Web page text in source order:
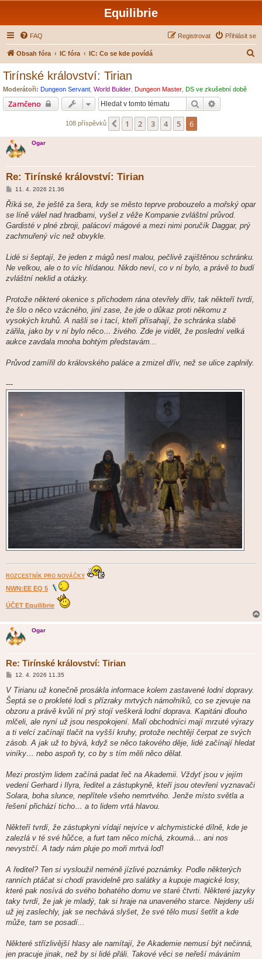
Equilibrie
FAQ Přihlásit se
Registrovat
Obsah fóra IC fóra IC: Co se kde povídá
Tirínské království: Tirian
Moderátoři: Dungeon Servant World Builder Dungeon Master DS ve zkušební době
Zamčeno Hledat
108 příspěvků Předchozí
1 2 3 4 5 6
Ogar
Re: Tirínské království: Tirian
P
í
p
ě
e
11. 4. 2026 21.36
Říká se, že ještě za šera, kdy se město teprve probouzelo a mořský opar
se líně válel nad hradbami, vyšel z věže Kompanie zvláštní průvod.
Gardisté v plné zbroji, palácoví mágové a mezi nimi poručík Daggar, prý
zachmuřený víc než obvykle.
Lidé si šeptají, že jeden z mágů nesl malou, pečlivě zajištěnou schránku.
Ne velkou, ale o to víc hlídanou. Nikdo neví, co v ní bylo, a právě to budí
zvláštní neklid a otázky.
Protože některé okenice s příchodem rána otevřely dřív, tak někteří tvrdí,
že šlo o něco vzácného, jiní zase, že jde o důkaz proti někomu z
vysokých kruhů. A našli se i tací, kteří přísahají, že schránka slabě
zářila, jako by v ní bylo něco… živého. Zde je vidět, že poslední velká
aukce zavdala mnoha bohtým představám...
Průvod zamířil do královského paláce a zmizel dřív, než se ulice zaplnily.
---
ROZCESTNÍK PRO NOVÁČKY
NWN:EE EQ 5
ÚČET Equilibrie
Ogar
Re: Tirínské království: Tirian
P
í
p
ě
e
k
12. 4. 2026 11.35
V Tirianu už konečně prosákla informace kolem zastavené lodní dopravy.
Šeptá se o prokleté lodi s přízraky mrtvých námořníků, co se zjevuje na
obzoru a právě kvůli ní prý stojí veškerá lodní doprava. Kapitáni dlouho
mlčeli, ale nyní už jsou nespokojení. Malí obchodníci mají mrzuté výrazy
a ti velcí začínají tlačit na vyšší kruhy, protože nechtějí čerpat ze svých
zásob. A jak už to bývá, když se něco takového děje, lidé začínají hledat
viníky… nebo aspoň ty, co by s tím měli něco dělat.
Mezi prostým lidem začíná padat řeč na Akademii. Vždyť jsou v jejím
vedení Gerhard i Ilyra, ředitel a zástupkyně, kteří jsou otevření vyznavači
Solara, boha slunce, nepřítele všeho nemrtvého. Jenže místo světla a
řešení přichází ticho… a to lidem vrtá hlavou.
Někteří tvrdí, že zástupkyni vídají nejvíce v alchymistické dílně, kde je
zalezlá v té své hůčce, a furt tam něco míchá, zkoumá… ani nos
nevystrčí. A tady nám pluje po moři mrtvá loď!
A ředitel? Ten si vysloužil neméně jízlivé poznámky. Podle některých
ranních ptáčat si chodí pravidelně pro salátky a kupuje magické losy,
které pak nosívá do svého bohatého domu ve staré čtvrti. Některé jazyky
taky tvrdí, že jak je mladý, tak si hraje na unaveného starce. Nejdeny uši
už jej zaslechly, jak se nechává slyšet, že své tělo musí šetřit a kde
může, tam se posadí...
Některé střízlivější hlasy ale namítají, že Akademie nemusí být nečinná,
jen pracuje jinak, než by si lidé přáli. Takové věci se neřeší máváním